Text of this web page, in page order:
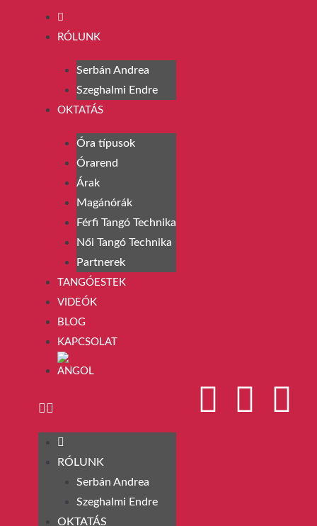
RÓLUNK
Serbán Andrea
Szeghalmi Endre
OKTATÁS
Óra típusok
Órarend
Árak
Magánórák
Férfi Tangó Technika
Női Tangó Technika
Partnerek
TANGÓESTEK
VIDEÓK
BLOG
KAPCSOLAT
RÓLUNK
Serbán Andrea
Szeghalmi Endre
OKTATÁS